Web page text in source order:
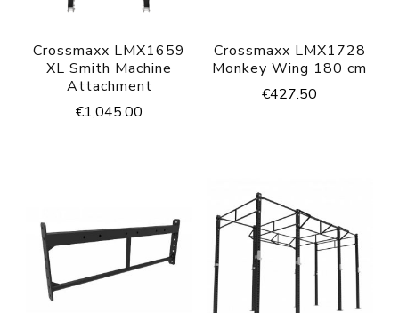
Crossmaxx LMX1659
XL Smith Machine
Attachment
€1,045.00
Crossmaxx LMX1728
Monkey Wing 180 cm
€427.50